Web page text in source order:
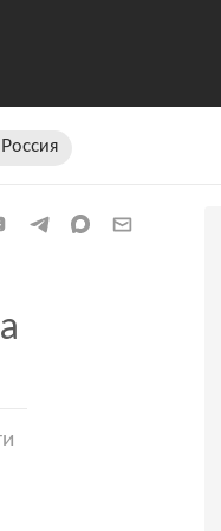
Россия